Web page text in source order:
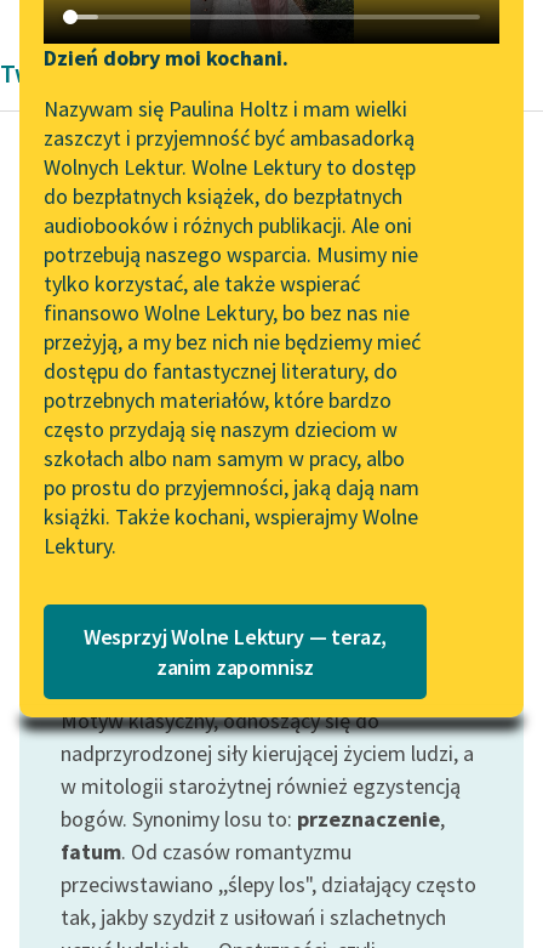
Katalog DAISY
Podkasty o książkach
Zgłoś brak utworu
Aktualności
„Prokurator Alicja Horn”
do słuchania
Byliśmy częścią AI Impact
Lab
Zapraszamy na spotkanie
online z tłumaczkami
literatury skandynawskiej
Spotkanie z Katarzyną
Tunkiel w Oslo
102. lata temu zmarł
Joseph Conrad
Lektury szkolne i klasyka
literatury do słuchania dla
uczennic i uczniów z
niepełnosprawnościami
E-kolekcja lektur
szkolnych i literatury do
słuchania dla uczennic i
uczniów z
niepełnosprawnościami
Narzędzia
Mapa Wolnych Lektur
Leśmianator
Przewodnik dla piszących i
czytających
API
OAI-PMH
Widget Wolnych Lektur
Przypisy
Katalog w formacie PDF
Dzień dobry moi kochani.
Nazywam się Paulina Holtz i mam wielki
zaszczyt i przyjemność być ambasadorką
Wolnych Lektur. Wolne Lektury to dostęp
do bezpłatnych książek, do bezpłatnych
audiobooków i różnych publikacji. Ale oni
potrzebują naszego wsparcia. Musimy nie
tylko korzystać, ale także wspierać
finansowo Wolne Lektury, bo bez nas nie
przeżyją, a my bez nich nie będziemy mieć
dostępu do fantastycznej literatury, do
potrzebnych materiałów, które bardzo
często przydają się naszym dzieciom w
szkołach albo nam samym w pracy, albo
po prostu do przyjemności, jaką dają nam
książki. Także kochani, wspierajmy Wolne
Lektury.
Wesprzyj Wolne Lektury — teraz,
zanim zapomnisz
Twórczość Pola Braun
Pola Braun
Przeprowadzka
Czytaj więcej
Motyw: Los
Motyw klasyczny, odnoszący się do
nadprzyrodzonej siły kierującej życiem ludzi, a
w mitologii starożytnej również egzystencją
bogów. Synonimy losu to: przeznaczenie,
fatum. Od czasów romantyzmu
przeciwstawiano ,,ślepy los", działający często
tak, jakby szydził z usiłowań i szlachetnych